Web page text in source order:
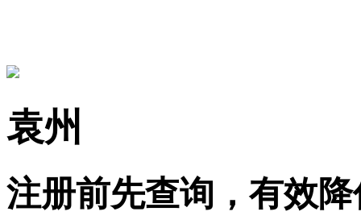
袁州
注册前先查询， 有效